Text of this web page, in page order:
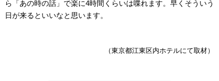
ら「あの時の話」で楽に4時間くらいは喋れます。早くそういう
日が来るといいなと思います。
（東京都江東区内ホテルにて取材）